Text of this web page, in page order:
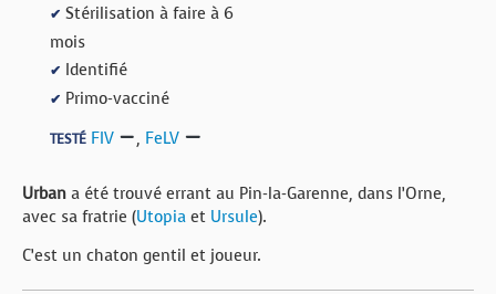
✔ Stérilisation à faire à 6
mois
✔ Identifié
✔ Primo-vacciné
TESTÉ FIV , FeLV
Urban a été trouvé errant au Pin-la-Garenne, dans l’Orne,
avec sa fratrie (Utopia et Ursule).
C’est un chaton gentil et joueur.